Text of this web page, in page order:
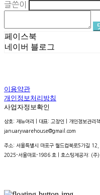
글쓴이
페이스북
네이버 블로그
이용약관
개인정보처리방침
사업자정보확인
상호: 재뉴어리 | 대표: 고창인 | 개인정보관
januarywarehouse@gmail.com
주소: 서울특별시 마포구 월드컵북로5가길
2025-서울마포-1986 호 | 호스팅제공자: (주